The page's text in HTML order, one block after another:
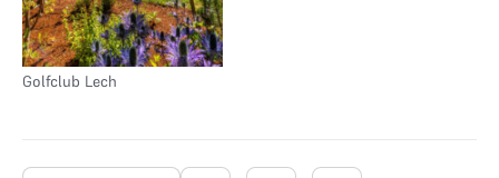
Golfclub Lech